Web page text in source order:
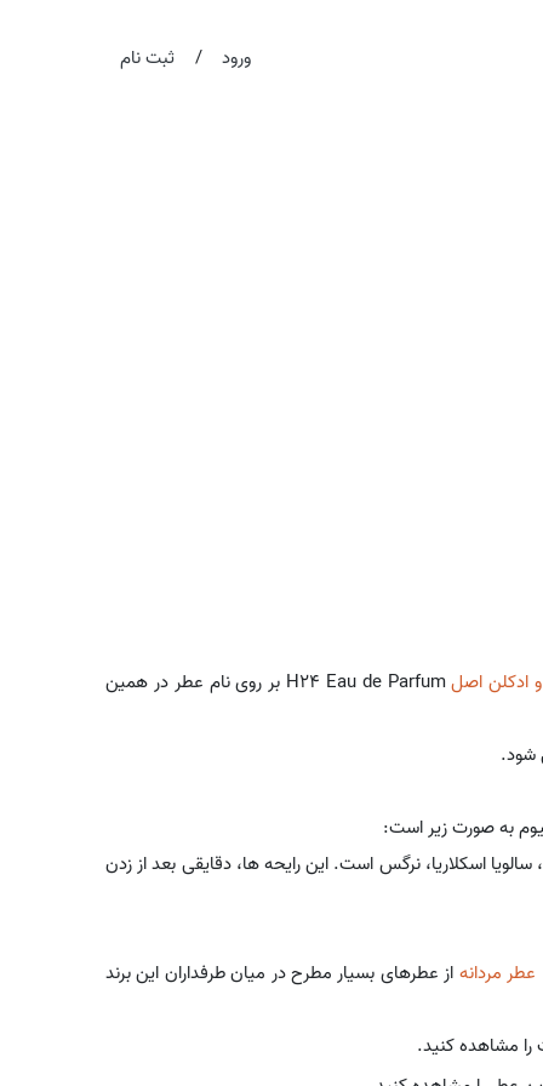
ورود / ثبت نام
ادکلن اصل H24 Eau de Parfum بر روی نام عطر در همین
شود.
اسکلاریا، نرگس است. این رایحه ها، دقایقی بعد از زدن
عطر مردانه از عطرهای بسیار مطرح در میان طرفداران این برند
را مشاهده کنید.